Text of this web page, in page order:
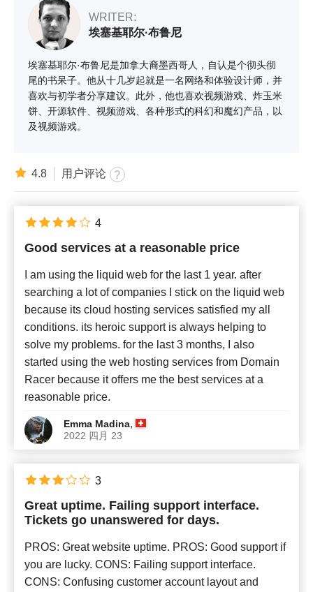
WRITER:
埃塞基耶尔·布鲁尼
埃塞基耶尔·布鲁尼是加拿大裔墨西哥人，自认是个彻头彻
尾的书呆子。他从十几岁起就是一名网络和体验设计师，并
喜欢与初学者分享建议。此外，他也喜欢视频游戏、炸玉米
饼、开源软件、视频游戏、各种形式的科幻和魔幻产品，以
及视频游戏。
4.8 用户评论
Good services at a reasonable price
I am using the liquid web for the last 1 year. after
searching a lot of companies I stick on the liquid web
because its cloud hosting services satisfied my all
conditions. its heroic support is always helping to
solve my problems. for the last 3 months, I also
started using the web hosting services from Domain
Racer because it offers me the best services at a
reasonable price.
Emma Madina,
2022 四月 23
4
Great uptime. Failing support interface.
Tickets go unanswered for days.
PROS: Great website uptime. PROS: Good support if
you are lucky. CONS: Failing support interface.
CONS: Confusing customer account layout and
3